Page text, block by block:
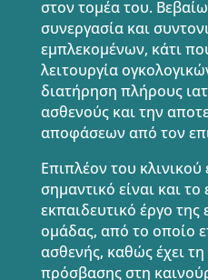
στον τομέα του.
συνεργασία και
εμπλεκομένων, κάτι
λειτουργία
διατήρηση πλήρους
ασθενούς και την
αποφάσεων από τον
Επιπλέον του κλινικού
σημαντικό είναι και το
εκπαιδευτικό έργο της
ομάδας, από το οποίο
ασθενής, καθώς έχει
πρόσβασης στη